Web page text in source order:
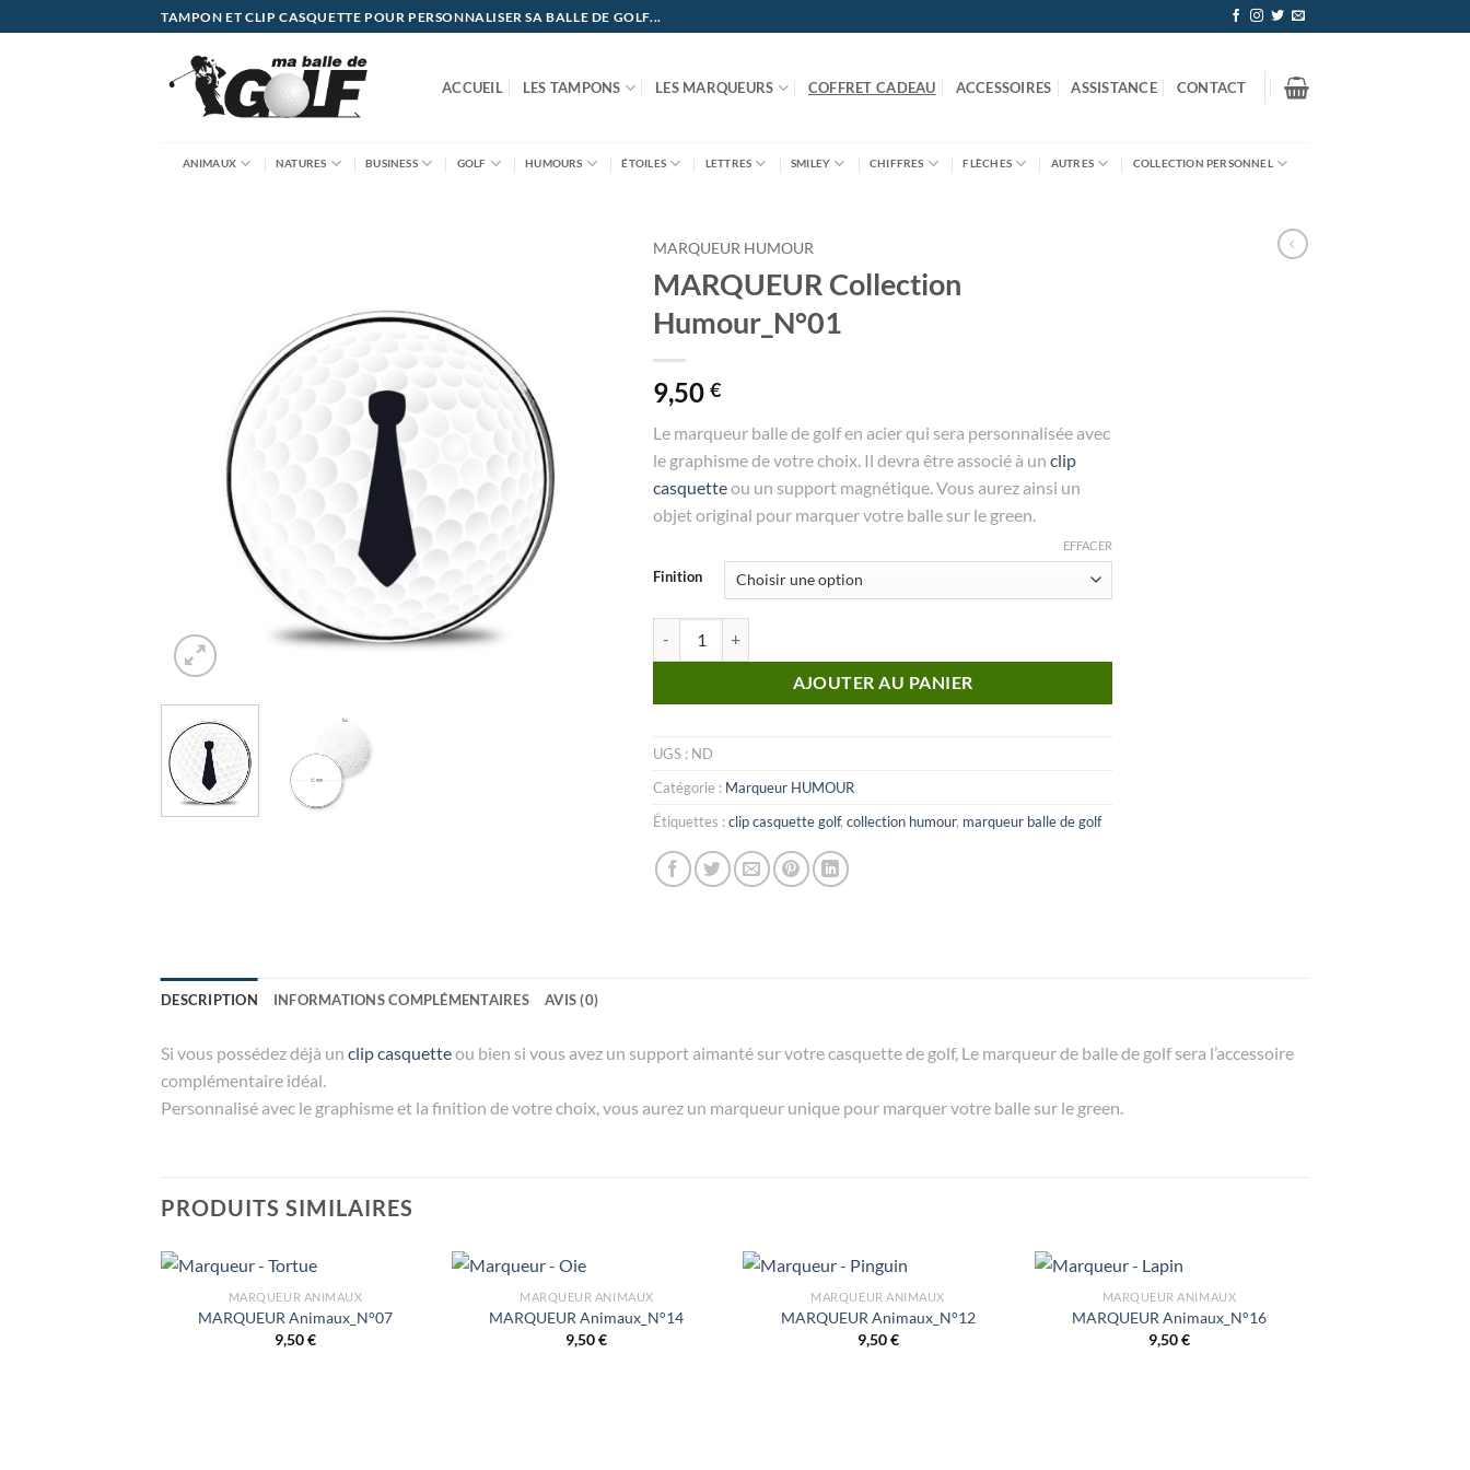
au
TAMPON ET CLIP CASQUETTE POUR PERSONNALISER SA BALLE DE GOLF...
ACCUEIL LES TAMPONS LES MARQUEURS COFFRET CADEAU ACCESSOIRES ASSISTANCE CONTACT
ANIMAUX NATURES BUSINESS GOLF HUMOURS ÉTOILES LETTRES SMILEY CHIFFRES FLÈCHES AUTRES COLLECTION PERSONNEL
MARQUEUR HUMOUR
MARQUEUR Collection
Humour_N°01
9,50 €
Le marqueur balle de golf en acier qui sera personnalisée avec
le graphisme de votre choix. Il devra être associé à un clip
casquetteou un support magnétique. Vous aurez ainsi un
objet original pour marquer votre balle sur le green.
Finition
EFFACER
AJOUTER AU PANIER
UGS : ND
Catégorie : Marqueur HUMOUR
Étiquettes :clip casquette golf, collection humour, marqueur balle de golf
DESCRIPTION INFORMATIONS COMPLÉMENTAIRES AVIS (0)
Si vous possédez déjà un clip casquetteou bien si vous avez un support aimanté sur votre casquette de golf, Le marqueur de balle de golf sera l’accessoire
complémentaire idéal.
Personnalisé avec le graphisme et la finition de votre choix, vous aurez un marqueur unique pour marquer votre balle sur le green.
PRODUITS SIMILAIRES
MARQUEUR ANIMAUX
MARQUEUR Animaux_N°07
9,50€
MARQUEUR ANIMAUX
MARQUEUR Animaux_N°14
9,50€
MARQUEUR ANIMAUX
MARQUEUR Animaux_N°12
9,50€
MARQUEUR ANIMAUX
MARQUEUR Animaux_N°16
9,50€